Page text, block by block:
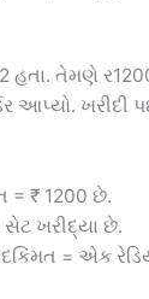
હતા. તેમણે
આપ્યો. ખરીદી
= ₹ 1200 છે.
સેટ ખરીદ્યા છે.
= એક